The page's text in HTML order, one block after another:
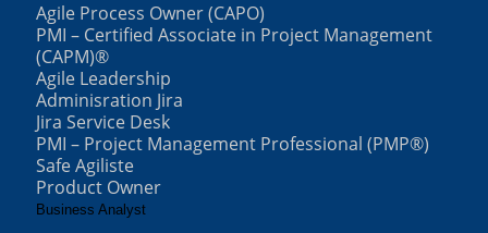
Agile Process Owner (CAPO)
PMI – Certified Associate in Project Management
(CAPM)®
Agile Leadership
Adminisration Jira
Jira Service Desk
PMI – Project Management Professional (PMP®)
Safe Agiliste
Product Owner
Business Analyst